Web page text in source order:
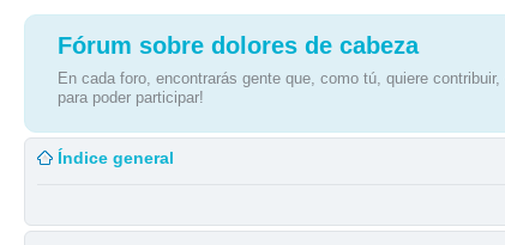
Fórum sobre dolores de cabeza
En cada foro, encontrarás gente que, como tú, quiere
para poder participar!
Índice general